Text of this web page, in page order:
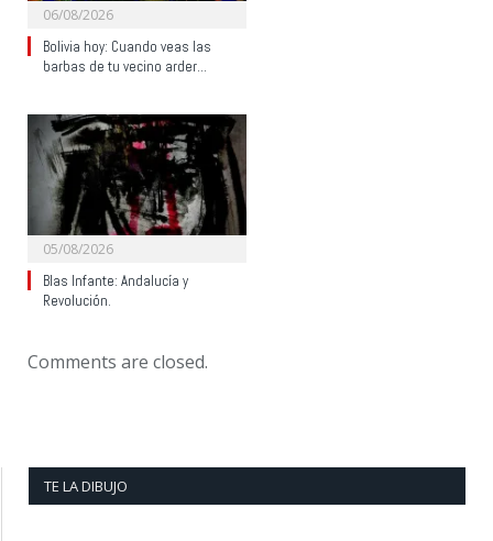
06/08/2026
Bolivia hoy: Cuando veas las
barbas de tu vecino arder…
05/08/2026
Blas Infante: Andalucía y
Revolución.
Comments are closed.
TE LA DIBUJO